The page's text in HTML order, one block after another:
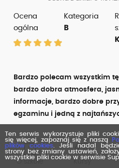
O szkole
Ocena
ogólna
Kategoria
B
Bardzo polecam wszystkim
bardzo dobra atmosfera,
informacje, bardzo dobre
egzaminu i jedną z
Dziękuję za
Ten serwis wykorzystuje pliki
się więcej, zapoznaj się z naszą
plików cookies. Jeśli nadal
strony bez zmiany ustawień,
wszystkie pliki cookie w serwisie